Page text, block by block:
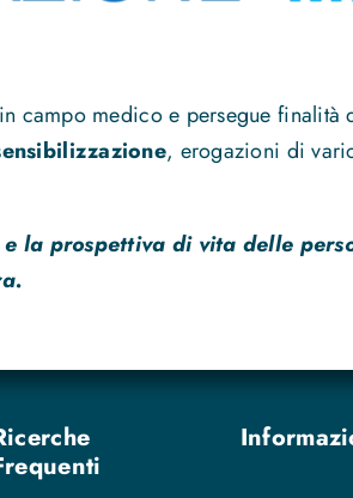
in campo medico e persegue
, erogazioni di
la prospettiva di vita delle